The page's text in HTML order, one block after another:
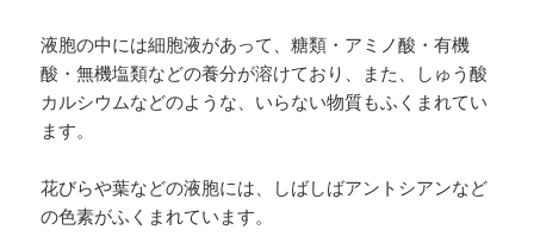
液胞の中には細胞液があって、糖類・アミノ酸・有機
酸・無機塩類などの養分が溶けており、また、しゅう酸
カルシウムなどのような、いらない物質もふくまれてい
ます。
花びらや葉などの液胞には、しばしばアントシアンなど
の色素がふくまれています。